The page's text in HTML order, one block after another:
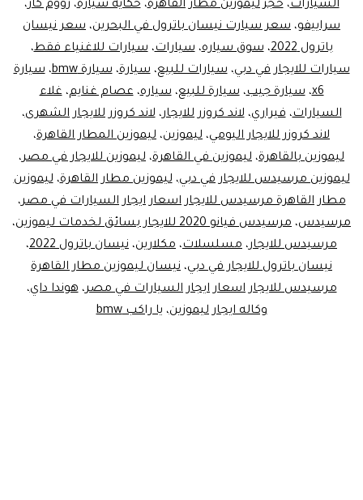
السيارات،حجز ليموزين مطار القاهرة،حكاية سيارة، زووم كار،
سراييفو، سعر سيارت نيسان باترول في البحرين، سعر نيسان
باترول 2022
،سوق سياره،سيارات،سيارات للاغنياء فقط،
سيارات للايجار في دبي،سيارات للبيع،سيارة،سيارة bmw ،سيارة
x6،سيارة جيب،سيارة للبيع،سياره،عصام غنايم،غلاء
السيارات،فيراري،لاند كروزر للايجار،لاند كروزر للايجار الشهرى،
لاند كروزر للايجار اليومي، ليموزين، ليموزين المطار القاهرة،
ليموزين بالقاهرة، ليموزين في القاهرة، ليموزين للايجار في مصر،
ليموزين مرسيدس للايجار في دبي،ليموزين مطار القاهرة،ليموزين
مطار القاهرة مرسيدس للايجار اسعار ايجار السيارات في مصر،
مرسيدس، مرسيدس فيانو 2020 للايجار بسائق لخدمات ليموزين
،
مرسيدس للايجار، مسلسلات، مكلارين، نيسان باترول 2022
،
نيسان باترول للايجار في دبي، نيسان ليموزين مطار القاهرة
مرسيدس للايجار اسعار ايجار السيارات في مصر،هوندا داي،
وكاله ايجار ليموزين، يا راكب bmw